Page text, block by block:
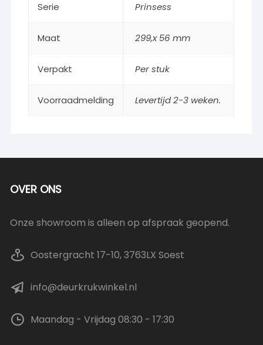
Serie Prinsess
Maat 299,x 56 mm
Verpakt Per stuk
Voorraadmelding Levertijd 2-3 weken.
OVER ONS
Onze showroom is alleen op afspraak geopend.
Oostergracht 17-10, 3763LX Soest
info@deurkrukwinkel.nl
Maandag - Vrijdag 08:30 - 17:30